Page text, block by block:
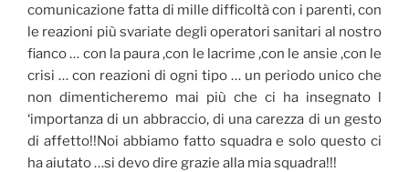
comunicazione fatta di mille difficoltà con i parenti, con
le reazioni più svariate degli operatori sanitari al nostro
fianco … con la paura ,con le lacrime ,con le ansie ,con le
crisi … con reazioni di ogni tipo … un periodo unico che
non dimenticheremo mai più che ci ha insegnato l
‘importanza di un abbraccio, di una carezza di un gesto
di affetto!!Noi abbiamo fatto squadra e solo questo ci
ha aiutato …si devo dire grazie alla mia squadra!!!